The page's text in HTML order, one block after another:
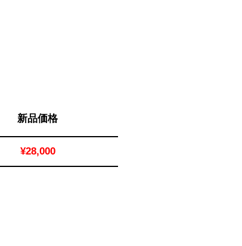
新品価格
¥28,000